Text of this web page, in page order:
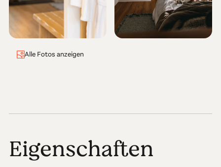
Alle Fotos anzeigen
Eigenschaften